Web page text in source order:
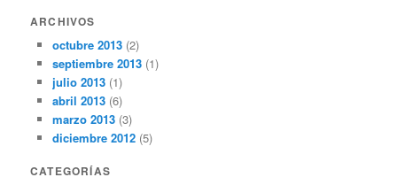
ARCHIVOS
octubre 2013 (2)
septiembre 2013 (1)
julio 2013 (1)
abril 2013 (6)
marzo 2013 (3)
diciembre 2012 (5)
CATEGORÍAS